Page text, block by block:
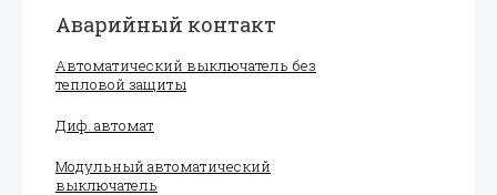
Аварийный контакт
Автоматический выключатель без
тепловой защиты
Диф. автомат
Модульный автоматический
выключатель